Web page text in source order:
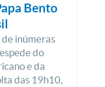
Bento
inúmeras
do
e da
das 19h10,